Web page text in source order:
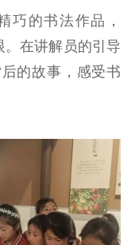
出版监管
市场
的书法作品，
。在讲解员的引导
的故事，感受书